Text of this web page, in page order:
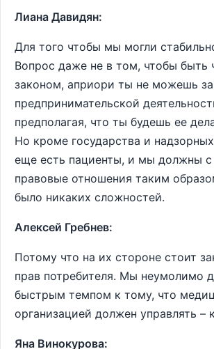
Лиана Давидян:
Для того чтобы мы могли
Вопрос даже не в том, чтобы быть
законом, априори ты не можешь
предпринимательской
предполагая, что ты будешь ее
Но кроме государства и
еще есть пациенты, и мы должны с
правовые отношения таким
было никаких сложностей.
Алексей Гребнев:
Потому что на их стороне стоит
прав потребителя. Мы неумолимо
быстрым темпом к тому, что
организацией должен управлять –
Яна Винокурова: